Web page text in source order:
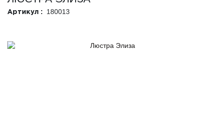
Артикул : 180013